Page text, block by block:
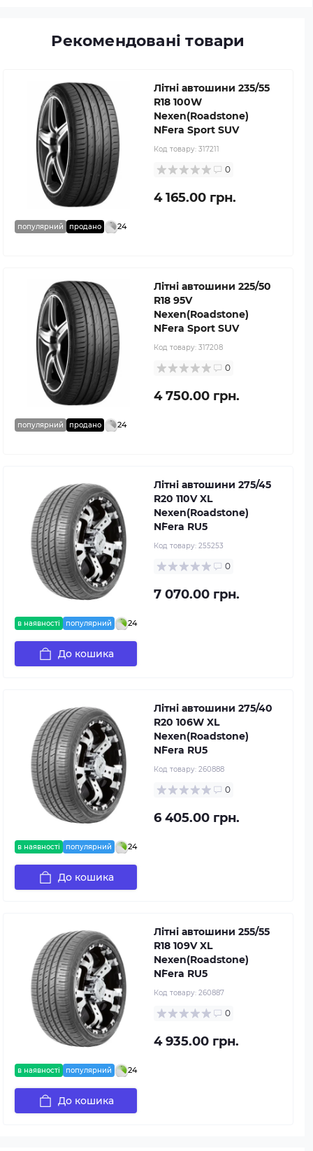
Рекомендовані товари
популярний продано 24
Літні автошини 235/55
R18 100W
Nexen(Roadstone)
N`Fera Sport SUV
Код товару: 317211
0
4 165.00 грн.
популярний продано 24
Літні автошини 225/50
R18 95V
Nexen(Roadstone)
N`Fera Sport SUV
Код товару: 317208
0
4 750.00 грн.
в наявності популярний 24
Літні автошини 275/45
R20 110V XL
Nexen(Roadstone)
N`Fera RU5
Код товару: 255253
0
7 070.00 грн.
До кошика
в наявності популярний 24
Літні автошини 275/40
R20 106W XL
Nexen(Roadstone)
N`Fera RU5
Код товару: 260888
0
6 405.00 грн.
До кошика
в наявності популярний 24
Літні автошини 255/55
R18 109V XL
Nexen(Roadstone)
N`Fera RU5
Код товару: 260887
0
4 935.00 грн.
До кошика